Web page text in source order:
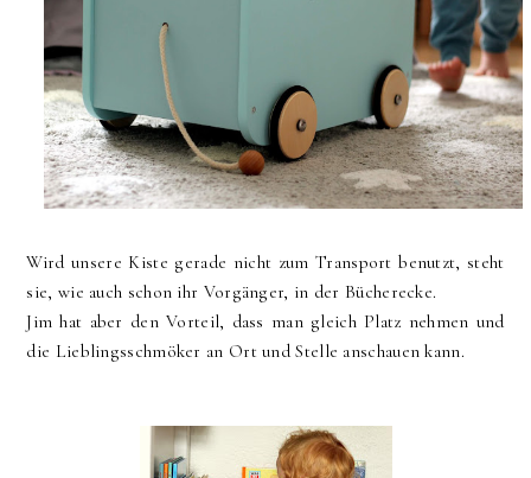
Wird unsere Kiste gerade nicht zum Transport benutzt, steht
sie, wie auch schon ihr Vorgänger, in der Bücherecke.
Jim hat aber den Vorteil, dass man gleich Platz nehmen und
die Lieblingsschmöker an Ort und Stelle anschauen kann.